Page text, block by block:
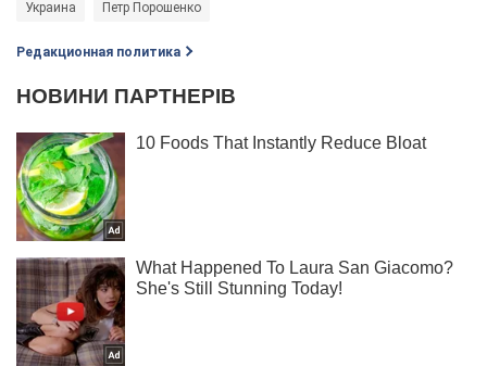
Украина Петр Порошенко
Редакционная политика